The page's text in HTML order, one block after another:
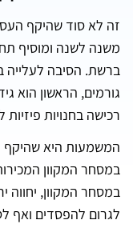
זה לא סוד שהיקף
משנה לשנה ומוסיף
ברשת. הסיבה לעלייה
גורמים, הראשון הוא
רכישה בחנויות
המשמעות היא שהיקף
במסחר המקוון
במסחר המקוון, יחווה
לגרום להפסדים ואף